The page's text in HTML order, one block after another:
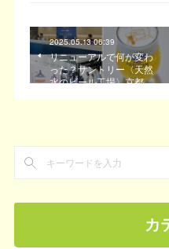
2025.05.13 06:39
リニューアルで何が変わ
った？サントリー〈天然
水のビール工場〉京都…
カ